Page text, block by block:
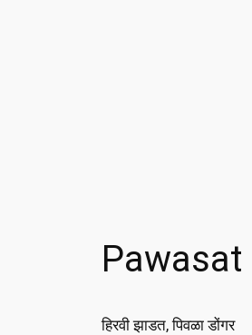
हिरवी झाडत, पिवळा डोंगर